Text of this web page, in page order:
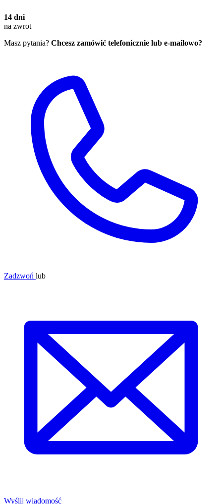
14 dni
na zwrot
Masz pytania? Chcesz zamówić telefonicznie lub e-mailowo?
Zadzwoń lub
Wyślij wiadomość